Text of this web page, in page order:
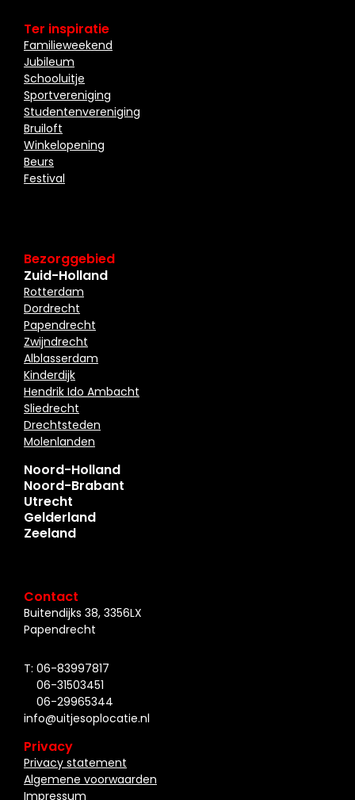
Ter inspiratie
Familieweekend
Jubileum
Schooluitje
Sportvereniging
Studentenvereniging
Bruiloft
Winkelopening
Beurs
Festival
Bezorggebied
Zuid-Holland
Rotterdam
Dordrecht
Papendrecht
Zwijndrecht
Alblasserdam
Kinderdijk
Hendrik Ido Ambacht
Sliedrecht
Drechtsteden
Molenlanden
Noord-Holland
Noord-Brabant
Utrecht
Gelderland
Zeeland
Contact
Buitendijks 38, 3356LX
Papendrecht
T: 06-83997817
06-31503451
06-29965344
info@uitjesoplocatie.nl
Privacy
Privacy statement
Algemene voorwaarden
Impressum